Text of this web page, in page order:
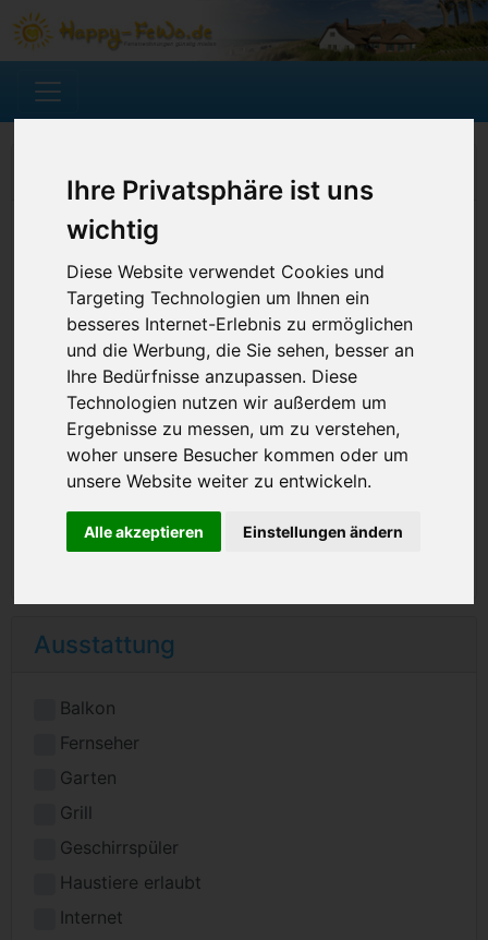
Ihre Privatsphäre ist uns
wichtig
Diese Website verwendet Cookies und
Targeting Technologien um Ihnen ein
besseres Internet-Erlebnis zu ermöglichen
und die Werbung, die Sie sehen, besser an
Ihre Bedürfnisse anzupassen. Diese
Technologien nutzen wir außerdem um
Ergebnisse zu messen, um zu verstehen,
woher unsere Besucher kommen oder um
unsere Website weiter zu entwickeln.
Alle akzeptieren Einstellungen ändern
Ferienwohnung suchen
Ausstattung
Balkon
Fernseher
Garten
Grill
Geschirrspüler
Haustiere erlaubt
Internet